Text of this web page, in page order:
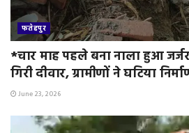
फतेहपुर
*चार माह पहले बना नाला हुआ
गिरी दीवार, ग्रामीणों ने घटिया
June 23, 2026